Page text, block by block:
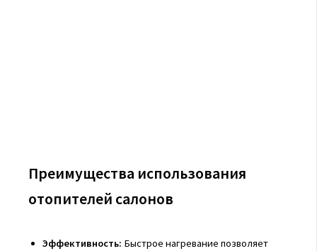
Преимущества использования
отопителей салонов
Эффективность: Быстрое нагревание позволяет